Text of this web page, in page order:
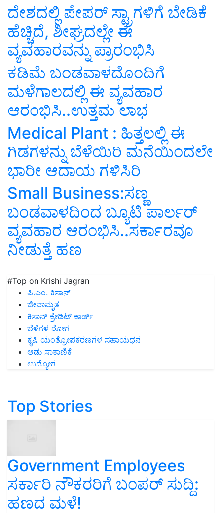
ದೇಶದಲ್ಲಿ ಪೇಪರ್ ಸ್ಟ್ರಾಗಳಿಗೆ ಬೇಡಿಕೆ
ಹೆಚ್ಚಿದೆ, ಶೀಘ್ರದಲ್ಲೇ ಈ
ವ್ಯವಹಾರವನ್ನು ಪ್ರಾರಂಭಿಸಿ
ಕಡಿಮೆ ಬಂಡವಾಳದೊಂದಿಗೆ
ಮಳೆಗಾಲದಲ್ಲಿ ಈ ವ್ಯವಹಾರ
ಆರಂಭಿಸಿ..ಉತ್ತಮ ಲಾಭ
Medical Plant : ಹಿತ್ತಲಲ್ಲಿ ಈ
ಗಿಡಗಳನ್ನು ಬೆಳೆಯಿರಿ ಮನೆಯಿಂದಲೇ
ಭಾರೀ ಆದಾಯ ಗಳಿಸಿರಿ
Small Business:ಸಣ್ಣ
ಬಂಡವಾಳದಿಂದ ಬ್ಯೂಟಿ ಪಾರ್ಲರ್‌
ವ್ಯವಹಾರ ಆರಂಭಿಸಿ..ಸರ್ಕಾರವೂ
ನೀಡುತ್ತೆ ಹಣ
#Top on Krishi Jagran
ಪಿ.ಎಂ. ಕಿಸಾನ್
ಜೀವಾಮೃತ
ಕಿಸಾನ್ ಕ್ರೇಡಿಟ್ ಕಾರ್ಡ್
ಬೆಳೆಗಳ ರೋಗ
ಕೃಷಿ ಯಂತ್ರೋಪಕರಣಗಳ ಸಹಾಯಧನ
ಆಡು ಸಾಕಾಣಿಕೆ
ಉದ್ಯೋಗ
Top Stories
Government Employees
ಸರ್ಕಾರಿ ನೌಕರರಿಗೆ ಬಂಪರ್‌ ಸುದ್ದಿ:
ಹಣದ ಮಳೆ!